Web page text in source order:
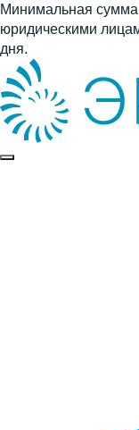
Минимальная сумма
юридическими
дня.